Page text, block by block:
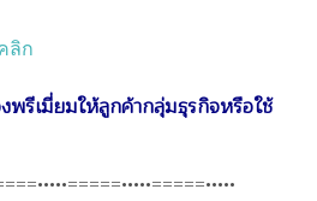
ลิก
พรีเมี่ยมให้ลูกค้ากลุ่มธุรกิจหรือใช้